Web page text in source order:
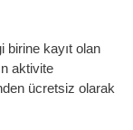
birine kayıt olan
aktivite
ücretsiz olarak